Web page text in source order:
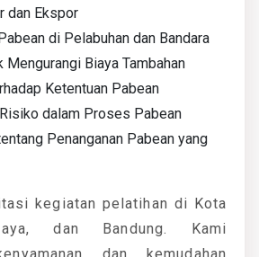
dan Ekspor
di Pelabuhan dan Bandara
Mengurangi Biaya Tambahan
Ketentuan Pabean
dalam Proses Pabean
Penanganan Pabean yang
kegiatan pelatihan di Kota
dan Bandung. Kami
dan kemudahan